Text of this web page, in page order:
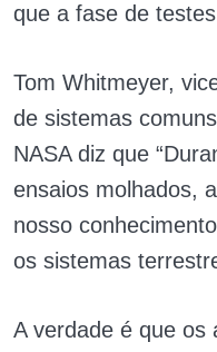
que a fase de
Tom Whitmeyer,
de sistemas
NASA diz que
ensaios molhados,
nosso
os sistemas
A verdade é que os